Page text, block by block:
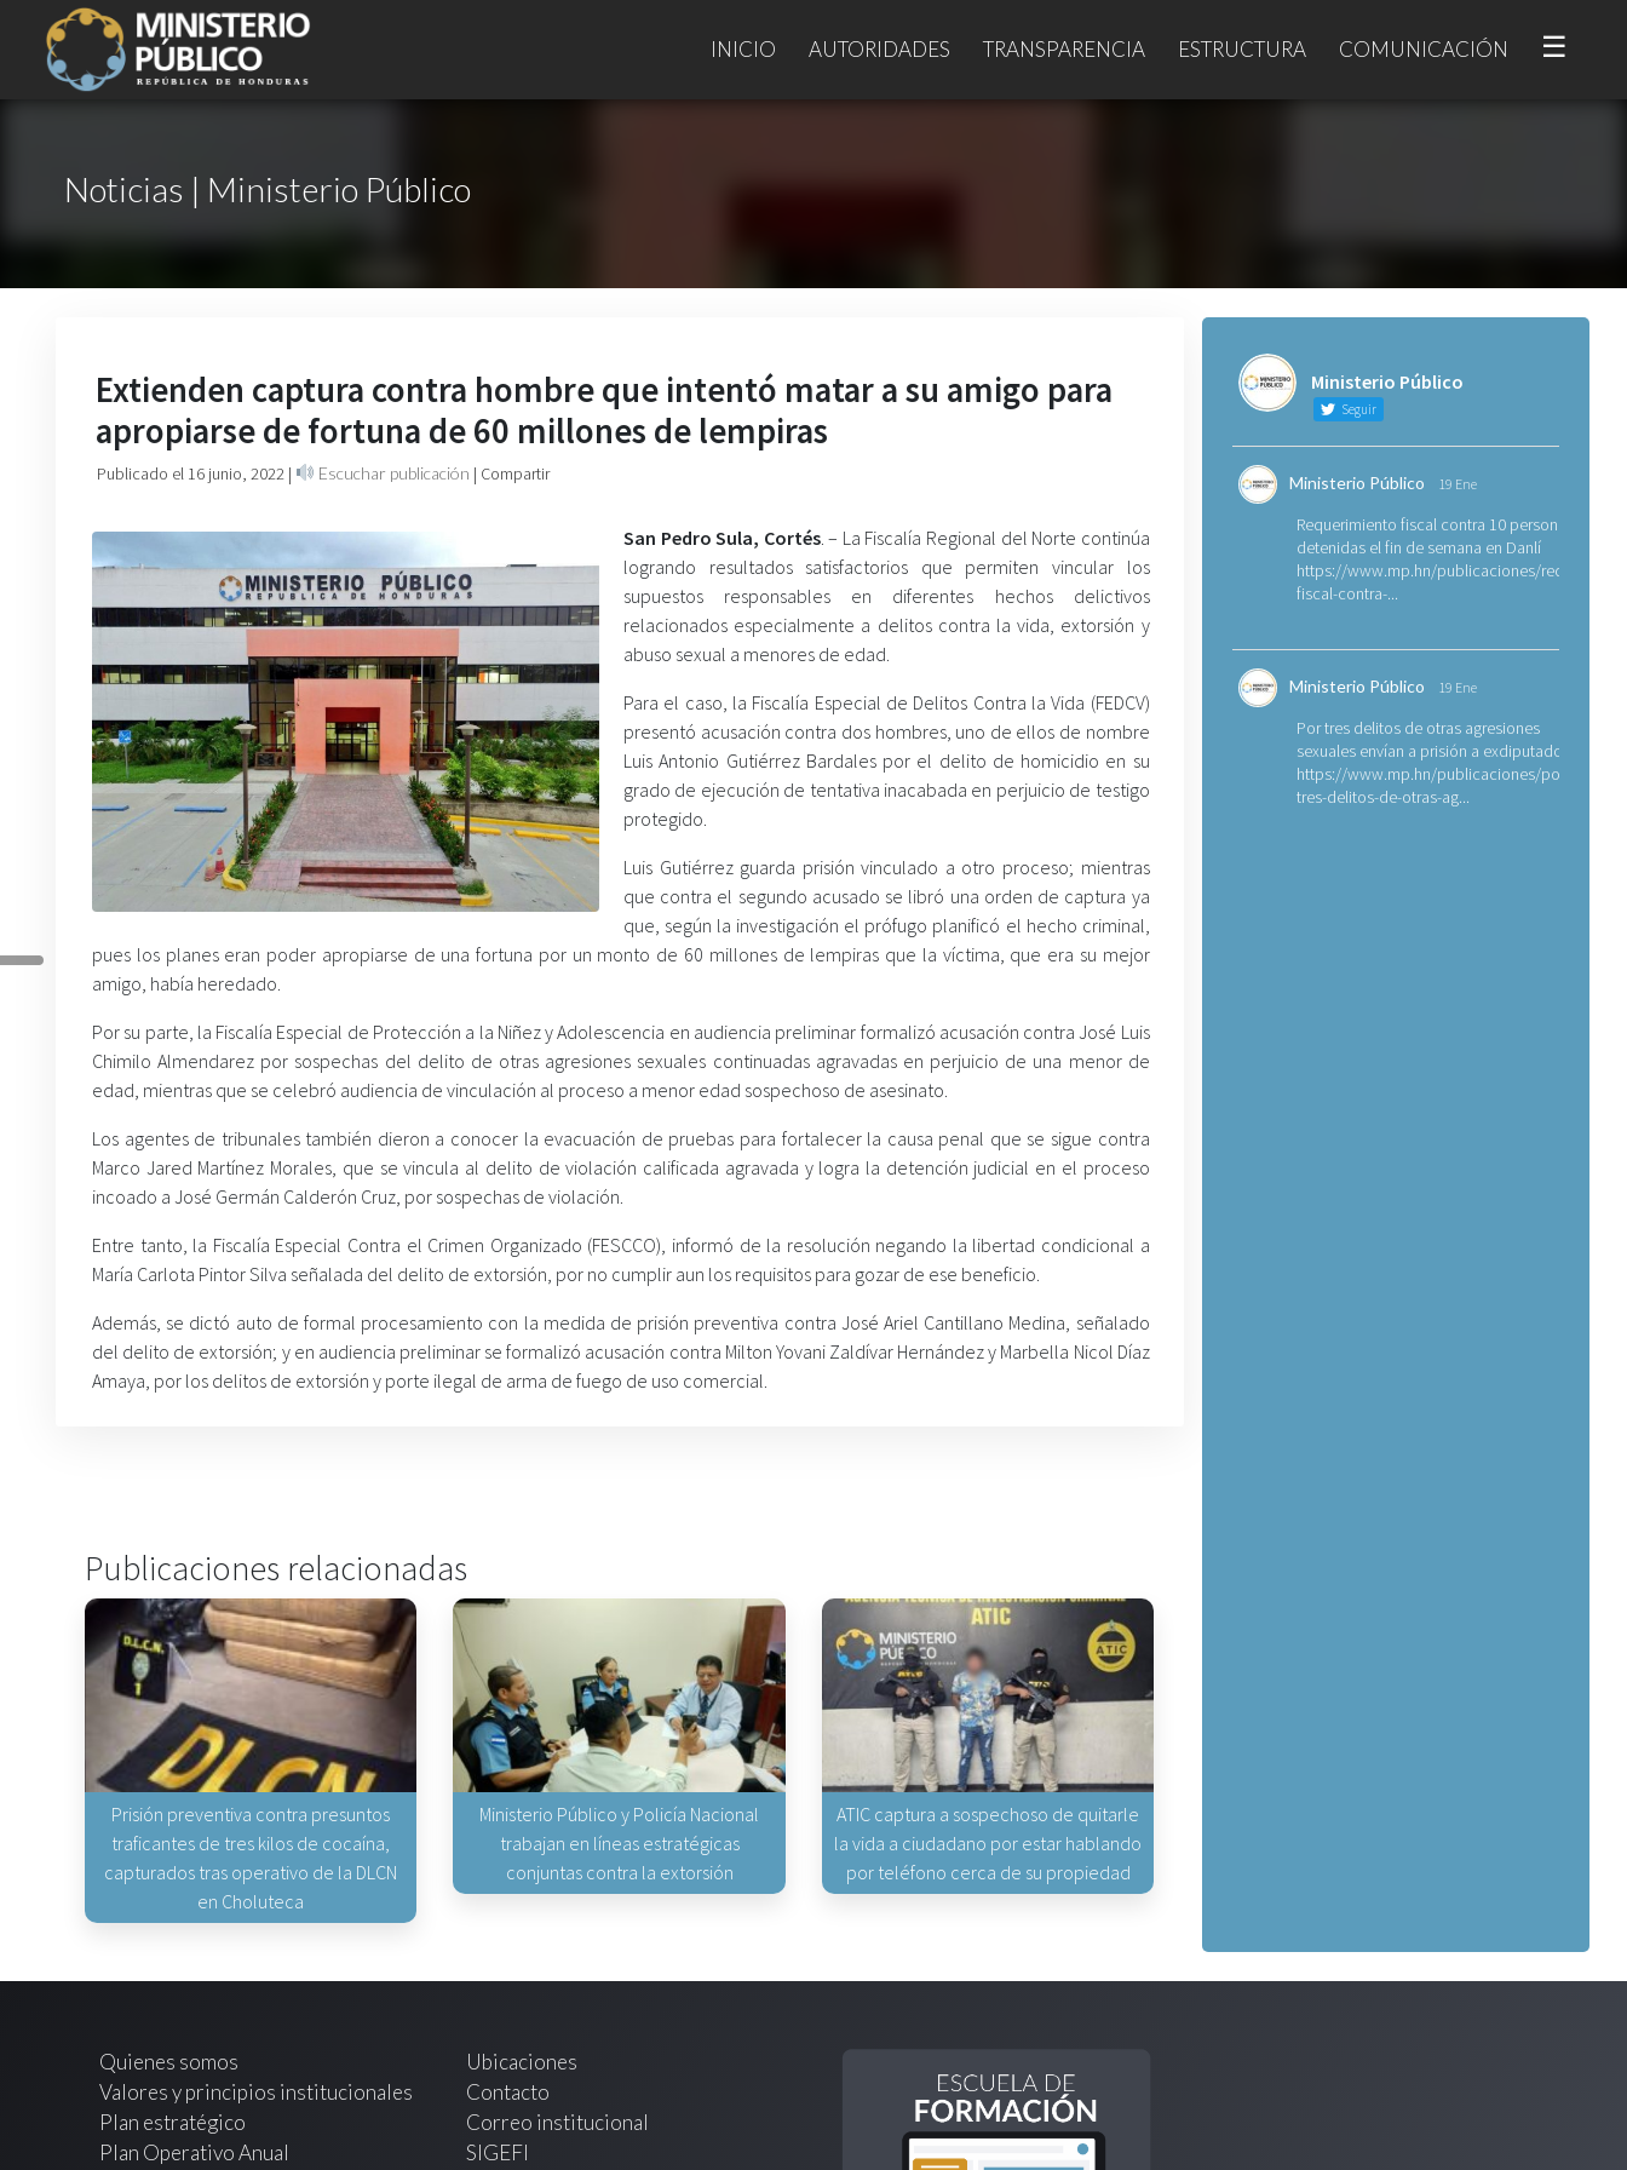
INICIO AUTORIDADES TRANSPARENCIA ESTRUCTURA COMUNICACIÓN ☰
Noticias | Ministerio Público
Extienden captura contra hombre que intentó matar a su amigo para
apropiarse de fortuna de 60 millones de lempiras
Publicado el 16 junio, 2022 | Escuchar publicación | Compartir
San Pedro Sula, Cortés. – La Fiscalía Regional del Norte continúa
logrando resultados satisfactorios que permiten vincular los
supuestos responsables en diferentes hechos delictivos
relacionados especialmente a delitos contra la vida, extorsión y
abuso sexual a menores de edad.
Para el caso, la Fiscalía Especial de Delitos Contra la Vida (FEDCV)
presentó acusación contra dos hombres, uno de ellos de nombre
Luis Antonio Gutiérrez Bardales por el delito de homicidio en su
grado de ejecución de tentativa inacabada en perjuicio de testigo
protegido.
Luis Gutiérrez guarda prisión vinculado a otro proceso; mientras
que contra el segundo acusado se libró una orden de captura ya
que, según la investigación el prófugo planificó el hecho criminal,
pues los planes eran poder apropiarse de una fortuna por un monto de 60 millones de lempiras que la víctima, que era su mejor
amigo, había heredado.
Por su parte, la Fiscalía Especial de Protección a la Niñez y Adolescencia en audiencia preliminar formalizó acusación contra José Luis
Chimilo Almendarez por sospechas del delito de otras agresiones sexuales continuadas agravadas en perjuicio de una menor de
edad, mientras que se celebró audiencia de vinculación al proceso a menor edad sospechoso de asesinato.
Los agentes de tribunales también dieron a conocer la evacuación de pruebas para fortalecer la causa penal que se sigue contra
Marco Jared Martínez Morales, que se vincula al delito de violación calificada agravada y logra la detención judicial en el proceso
incoado a José Germán Calderón Cruz, por sospechas de violación.
Entre tanto, la Fiscalía Especial Contra el Crimen Organizado (FESCCO), informó de la resolución negando la libertad condicional a
María Carlota Pintor Silva señalada del delito de extorsión, por no cumplir aun los requisitos para gozar de ese beneficio.
Además, se dictó auto de formal procesamiento con la medida de prisión preventiva contra José Ariel Cantillano Medina, señalado
del delito de extorsión; y en audiencia preliminar se formalizó acusación contra Milton Yovani Zaldívar Hernández y Marbella Nicol Díaz
Amaya, por los delitos de extorsión y porte ilegal de arma de fuego de uso comercial.
Publicaciones relacionadas
Prisión preventiva contra presuntos
traficantes de tres kilos de cocaína,
capturados tras operativo de la DLCN
en Choluteca
Ministerio Público y Policía Nacional
trabajan en líneas estratégicas
conjuntas contra la extorsión
ATIC captura a sospechoso de quitarle
la vida a ciudadano por estar hablando
por teléfono cerca de su propiedad
Ministerio Público
Seguir
Ministerio Público 19 Ene
Requerimiento fiscal contra 10 personas
detenidas el fin de semana en Danlí
https://www.mp.hn/publicaciones/
fiscal-contra-...
Ministerio Público 19 Ene
Por tres delitos de otras agresiones
sexuales envían a prisión a exdiputado
https://www.mp.hn/publicaciones/por-
tres-delitos-de-otras-ag...
Quienes somos
Valores y principios institucionales
Plan estratégico
Plan Operativo Anual
Ubicaciones
Contacto
Correo institucional
SIGEFI